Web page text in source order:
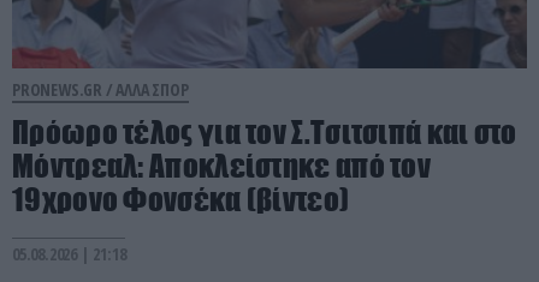
PRONEWS.GR /ΑΛΛΑ ΣΠΟΡ
Πρόωρο τέλος για τον Σ.Τσιτσιπά και στο
Μόντρεαλ: Αποκλείστηκε από τον
19χρονο Φονσέκα (βίντεο)
05.08.2026 | 21:18